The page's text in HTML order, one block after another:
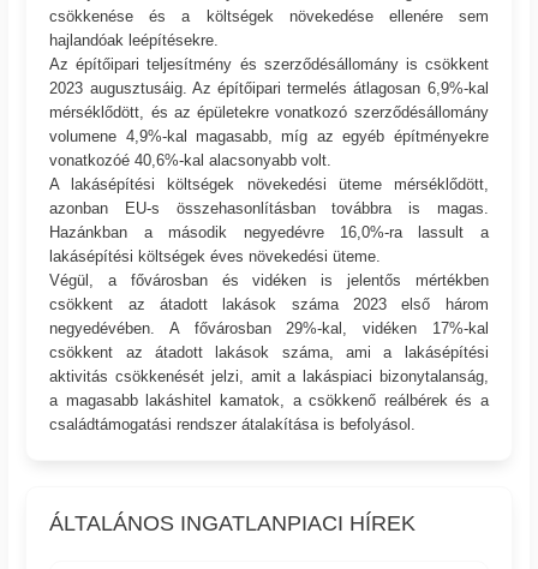
csökkenése és a költségek növekedése ellenére sem
hajlandóak leépítésekre.
Az építőipari teljesítmény és szerződésállomány is csökkent
2023 augusztusáig. Az építőipari termelés átlagosan 6,9%-kal
mérséklődött, és az épületekre vonatkozó szerződésállomány
volumene 4,9%-kal magasabb, míg az egyéb építményekre
vonatkozóé 40,6%-kal alacsonyabb volt.
A lakásépítési költségek növekedési üteme mérséklődött,
azonban EU-s összehasonlításban továbbra is magas.
Hazánkban a második negyedévre 16,0%-ra lassult a
lakásépítési költségek éves növekedési üteme.
Végül, a fővárosban és vidéken is jelentős mértékben
csökkent az átadott lakások száma 2023 első három
negyedévében. A fővárosban 29%-kal, vidéken 17%-kal
csökkent az átadott lakások száma, ami a lakásépítési
aktivitás csökkenését jelzi, amit a lakáspiaci bizonytalanság,
a magasabb lakáshitel kamatok, a csökkenő reálbérek és a
családtámogatási rendszer átalakítása is befolyásol.
ÁLTALÁNOS INGATLANPIACI HÍREK